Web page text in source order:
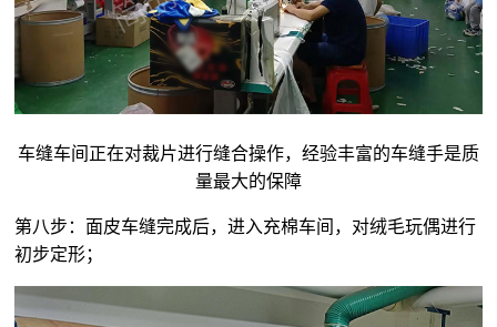
车缝车间正在对裁片进行缝合操作，经验丰富的车缝手是质
量最大的保障
第八步：面皮车缝完成后，进入充棉车间，对绒毛玩偶进行
初步定形；